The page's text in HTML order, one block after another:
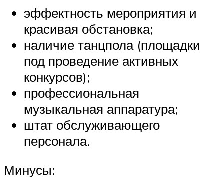
эффектность мероприятия и
красивая обстановка;
наличие танцпола (площадки
под проведение активных
конкурсов);
профессиональная
музыкальная аппаратура;
штат обслуживающего
персонала.
Минусы: